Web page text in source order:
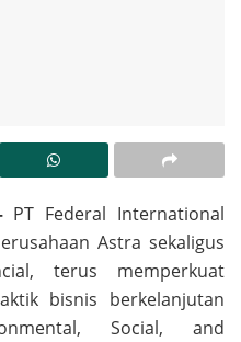
PT Federal International
Astra sekaligus
terus memperkuat
bisnis berkelanjutan
Social, and